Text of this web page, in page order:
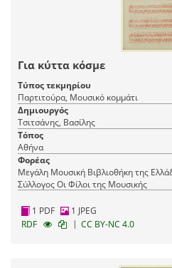
Για κύττα κόσμε
Τύπος τεκμηρίου
Παρτιτούρα, Μουσικό κομμάτι
Δημιουργός
Τσιτσάνης, Βασίλης
Τόπος
Αθήνα
Φορέας
Μεγάλη Μουσική Βιβλιοθήκη της
Σύλλογος Οι Φίλοι της Μουσικής
1 PDF
1 JPEG
RDF
| CC BY-NC 4.0